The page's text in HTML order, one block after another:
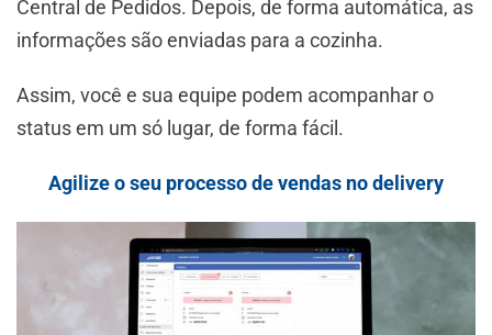
Central de Pedidos. Depois, de forma automática, as
informações são enviadas para a cozinha.
Assim, você e sua equipe podem acompanhar o
status em um só lugar, de forma fácil.
Agilize o seu processo de vendas no delivery